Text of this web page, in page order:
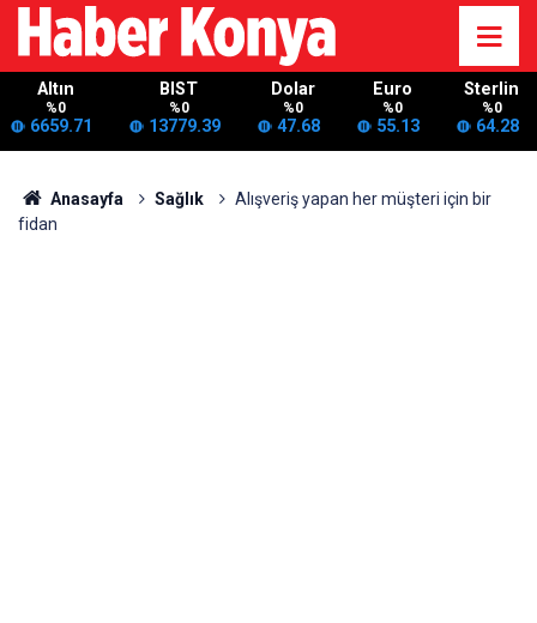
Altın
%0
6659.71
BIST
%0
13779.39
Dolar
%0
47.68
Euro
%0
55.13
Sterlin
%0
64.28
Anasayfa Sağlık
Alışveriş yapan her müşteri için bir
fidan